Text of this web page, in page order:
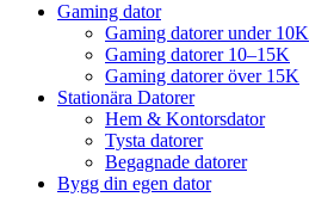
Gaming dator
Gaming datorer under 10K
Gaming datorer 10–15K
Gaming datorer över 15K
Stationära Datorer
Hem & Kontorsdator
Tysta datorer
Begagnade datorer
Bygg din egen dator